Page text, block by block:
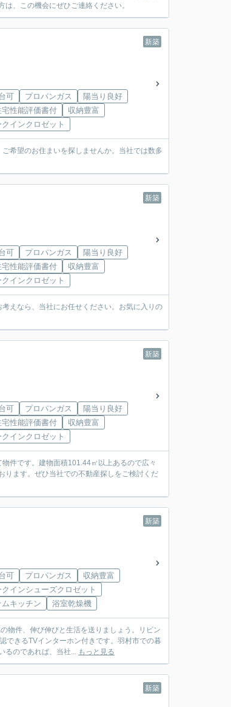
、この機会にぜひご連絡ください。
新築
可 プロパンガス
陽当り良好
宅性能評価書付
収納豊富
インクロゼット
希望のお住まいを探しませんか。当社では数多
新築
可 プロパンガス
陽当り良好
宅性能評価書付
収納豊富
インクロゼット
えなら、当社にお任せください。お気に入りの
新築
可 プロパンガス
陽当り良好
宅性能評価書付
収納豊富
インクロゼット
件です。建物面積101.44㎡以上あるので広々
ります。ぜひ当社での不動産探しをご検討くだ
新築
可 プロパンガス
収納豊富
クインシューズクロゼット
ムキッチン
浴室乾燥機
物件、伸び伸びと生活を送りましょう。リビン
できるTVインターホン付きです。羽村市での暮
るのであれば、当社... もっと見る
新築